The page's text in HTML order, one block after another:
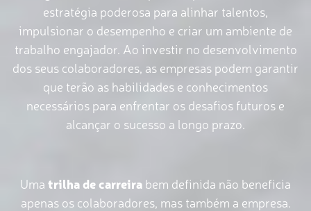
estratégia poderosa para alinhar talentos,
impulsionar o desempenho e criar um ambiente de
trabalho engajador. Ao investir no desenvolvimento
dos seus colaboradores, as empresas podem garantir
que terão as habilidades e conhecimentos
necessários para enfrentar os desafios futuros e
alcançar o sucesso a longo prazo.
Uma trilha de carreira bem definida não beneficia
apenas os colaboradores, mas também a empresa.